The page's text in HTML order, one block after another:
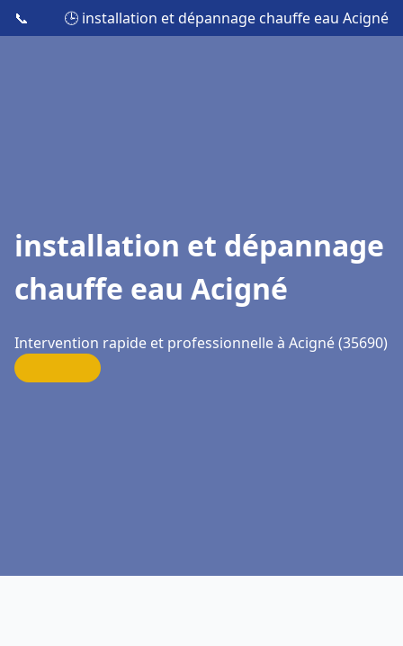
📞 🕒 installation et dépannage chauffe eau Acigné
installation et dépannage
chauffe eau Acigné
Intervention rapide et professionnelle à Acigné (35690)